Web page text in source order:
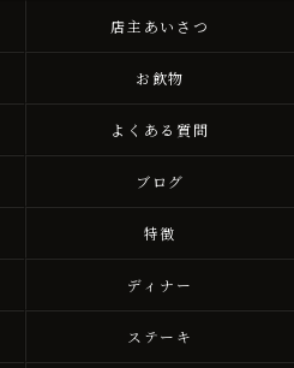
店主あいさつ
お飲物
よくある質問
ブログ
特徴
ディナー
ステーキ